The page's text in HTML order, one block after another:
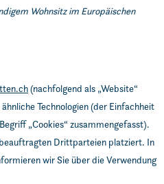
Wohnsitz im Europäischen
(nachfolgend als „Website“
Technologien (der Einfachheit
„Cookies“ zusammengefasst).
Drittparteien platziert. In
wir Sie über die Verwendung